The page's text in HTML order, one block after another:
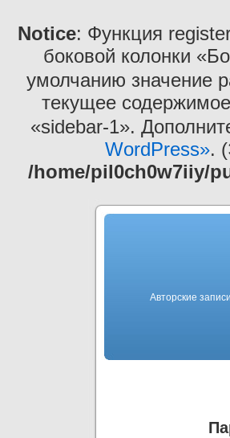
Notice: Функция
боковой колонки
умолчанию значение
текущее
«sidebar-1».
WordPress».
/home/pil0ch0w7iiy/
Авторские